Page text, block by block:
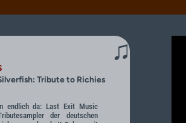
♫
Tribute to Richies
endlich da: Last Exit Music
der deutschen